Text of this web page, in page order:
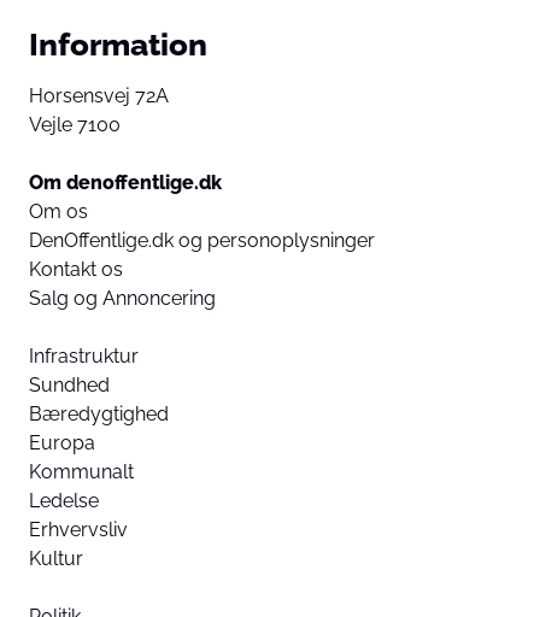
Information
Horsensvej 72A
Vejle 7100
Om denoffentlige.dk
Om os
DenOffentlige.dk og personoplysninger
Kontakt os
Salg og Annoncering
Infrastruktur
Sundhed
Bæredygtighed
Europa
Kommunalt
Ledelse
Erhvervsliv
Kultur